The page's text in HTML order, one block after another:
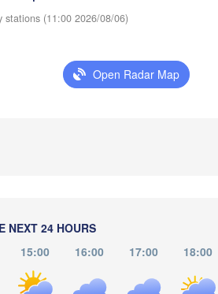
stations (11:00 2026/08/06)
Open Radar Map
NEXT 24 HOURS
15:00 16:00 17:00 18:00
Петропавл
(Petropavl)